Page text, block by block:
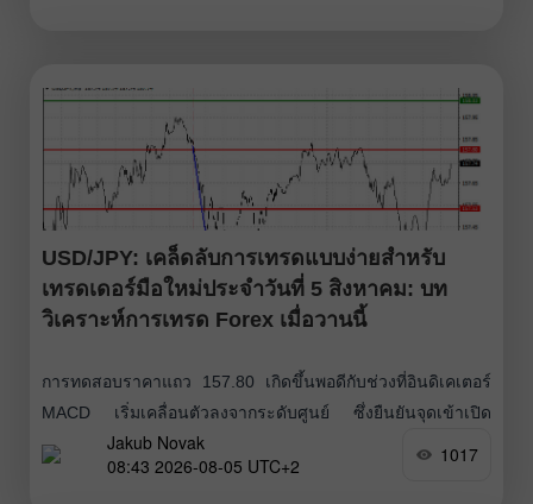
USD/JPY: เคล็ดลับการเทรดแบบง่ายสำหรับ
เทรดเดอร์มือใหม่ประจำวันที่ 5 สิงหาคม: บท
วิเคราะห์การเทรด Forex เมื่อวานนี้
การทดสอบราคาแถว 157.80 เกิดขึ้นพอดีกับช่วงที่อินดิเคเตอร์
MACD เริ่มเคลื่อนตัวลงจากระดับศูนย์ ซึ่งยืนยันจุดเข้าเปิด
สถานะขายดอลลาร์ได้อย่างถูกต้อง ส่งผลให้คู่เงินปรับตัวลง
มากกว่า 40 จุด (pips) เมื่อวานนี้ ดอลลาร์สหรัฐขาดปัจจัยหนุน
Jakub Novak
08:43 2026-08-05 UTC+2
1017